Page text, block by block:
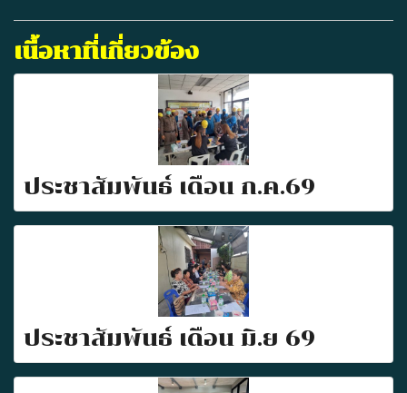
เนื้อหาที่เกี่ยวข้อง
ประชาสัมพันธ์ เดือน ก.ค.69
ประชาสัมพันธ์ เดือน มิ.ย 69